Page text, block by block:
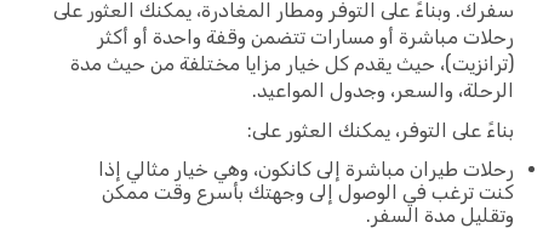
وبناءً على التوفر ومطار المغادرة، يمكنك العثور على
مباشرة أو مسارات تتضمن وقفة واحدة أو أكثر
حيث يقدم كل خيار مزايا مختلفة من حيث مدة
والسعر، وجدول المواعيد.
على التوفر، يمكنك العثور على:
طيران مباشرة إلى كانكون، وهي خيار مثالي إذا
ترغب في الوصول إلى وجهتك بأسرع وقت ممكن
مدة السفر.